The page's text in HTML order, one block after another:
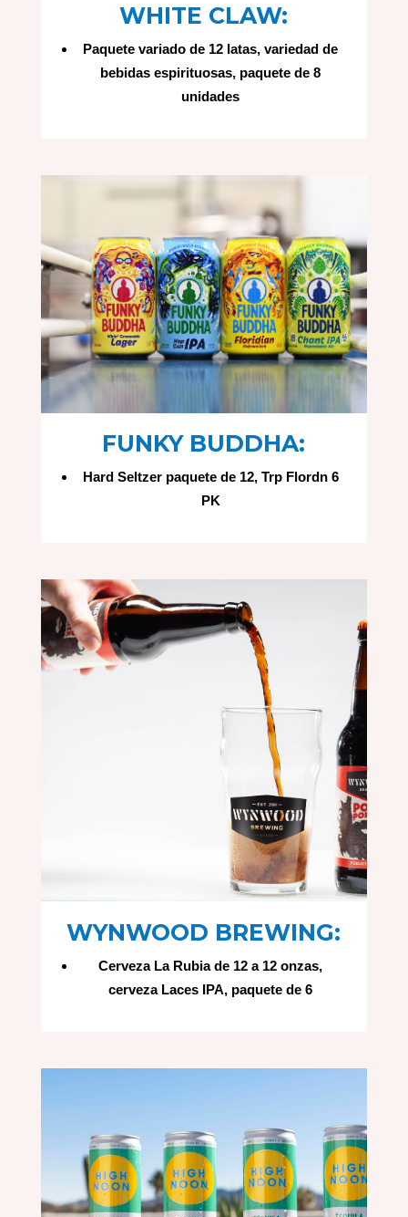
WHITE CLAW:
Paquete variado de 12 latas, variedad de
bebidas espirituosas, paquete de 8
unidades
FUNKY BUDDHA:
Hard Seltzer paquete de 12, Trp Flordn 6
PK
WYNWOOD BREWING:
Cerveza La Rubia de 12 a 12 onzas,
cerveza Laces IPA, paquete de 6